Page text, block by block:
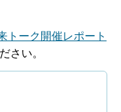
トーク開催レポート
さい。